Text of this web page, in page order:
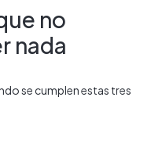
no
nada
se cumplen estas tres